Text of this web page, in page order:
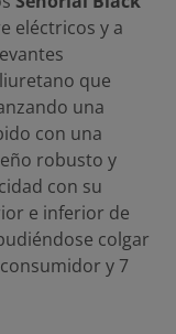
eléctricos y a
que
una
con una
robusto y
con su
e inferior de
colgar
y 7